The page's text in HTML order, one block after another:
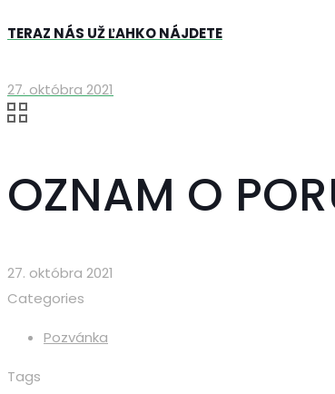
TERAZ NÁS UŽ ĽAHKO NÁJDETE
27. októbra 2021
OZNAM O
27. októbra 2021
Categories
Pozvánka
Tags